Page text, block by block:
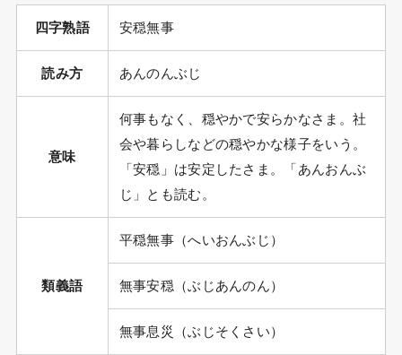
四字熟語 安穏無事
読み方 あんのんぶじ
意味
何事もなく、穏やかで安らかなさま。社
会や暮らしなどの穏やかな様子をいう。
「安穏」は安定したさま。「あんおんぶ
じ」とも読む。
類義語
平穏無事（へいおんぶじ）
無事安穏（ぶじあんのん）
無事息災（ぶじそくさい）